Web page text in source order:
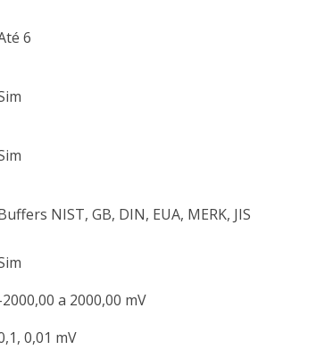
6
NIST, GB, DIN, EUA, MERK, JIS
a 2000,00 mV
0,01 mV